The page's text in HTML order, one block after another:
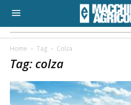
Home Tag Colza
Tag: colza